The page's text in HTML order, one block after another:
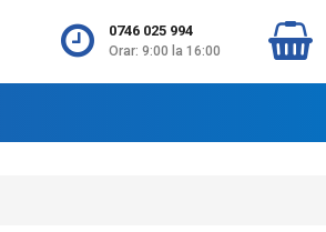
0746 025 994
Orar: 9:00 la 16:00